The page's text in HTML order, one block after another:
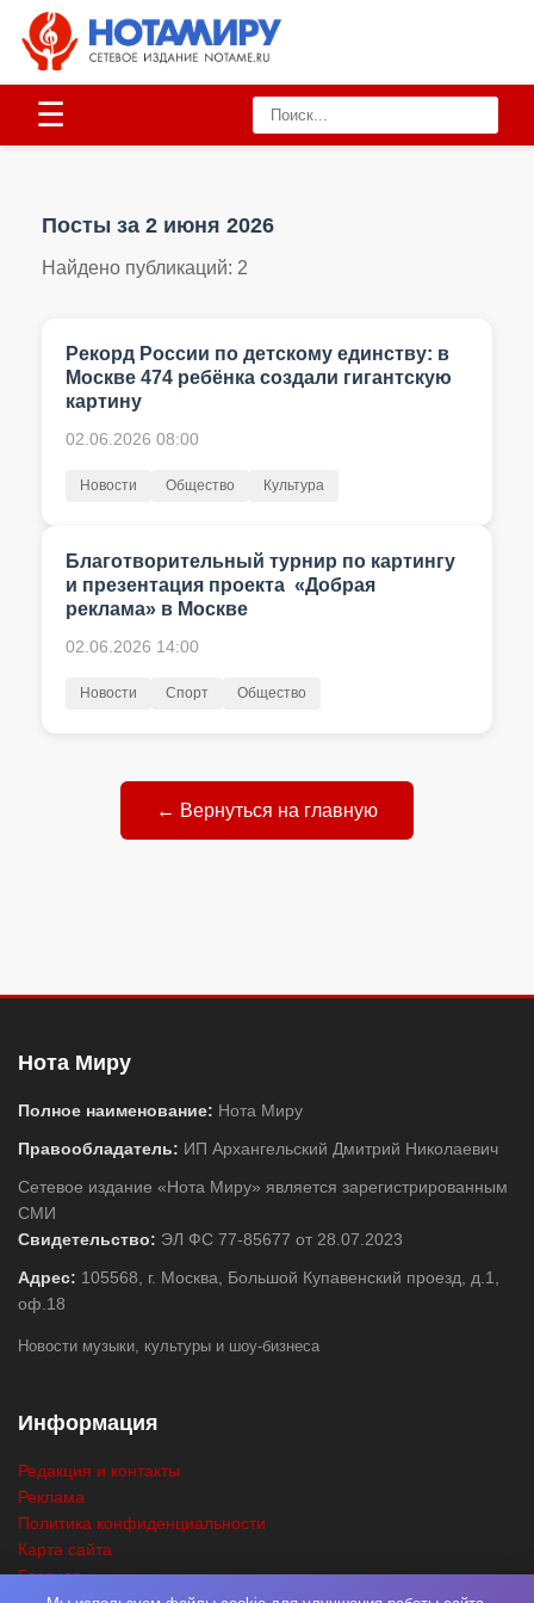
☰
Посты за 2 июня 2026
Найдено публикаций: 2
Благотворительный турнир по картингу
и презентация проекта «Добрая
реклама» в Москве
02.06.2026 14:00
Новости Спорт Общество
Рекорд России по детскому единству: в
Москве 474 ребёнка создали гигантскую
картину
02.06.2026 08:00
Новости Общество Культура
← Вернуться на главную
Нота Миру
Полное наименование: Нота Миру
Правообладатель: ИП Архангельский Дмитрий Николаевич
Сетевое издание «Нота Миру» является зарегистрированным
СМИ
Свидетельство: ЭЛ ФС 77-85677 от 28.07.2023
Адрес: 105568, г. Москва, Большой Купавенский проезд, д.1,
оф.18
Новости музыки, культуры и шоу-бизнеса
Информация
Редакция и контакты
Реклама
Политика конфиденциальности
Карта сайта
Главная